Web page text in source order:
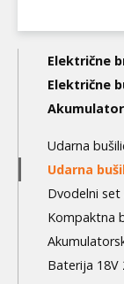
Main
3nd
level
Električne
Električne
Udarna
Udarna
Dvodelni set
Kompaktna
Baterija 18V